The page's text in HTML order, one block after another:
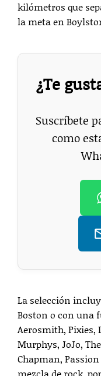
kilómetros que
la meta en
¿Te
Suscríbete
como
La selección
Boston o con una
Aerosmith, Pixies,
Murphys, JoJo,
Chapman,